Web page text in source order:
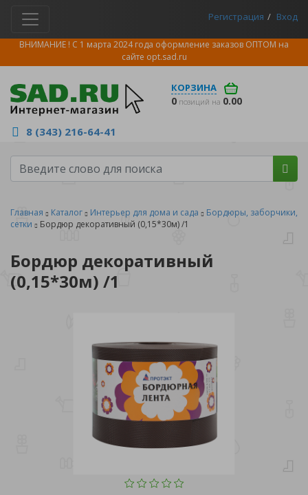
Регистрация Вход
ВНИМАНИЕ ! С 1 марта 2024 года оформление заказов ОПТОМ на
сайте opt.sad.ru
КОРЗИНА
0 позиций на 0.00
8 (343) 216-64-41
Главная Каталог Интерьер для дома и сада
Бордюры, заборчики,
сетки
Бордюр декоративный (0,15*30м) /1
Бордюр декоративный
(0,15*30м) /1